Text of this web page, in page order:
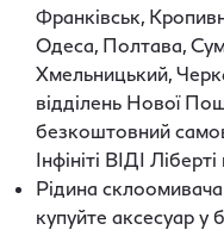
Франківськ,
Одеса, Полтава,
Хмельницький,
відділень Нової
безкоштовний
Інфініті ВІДІ
Рідина
купуйте аксесуар у